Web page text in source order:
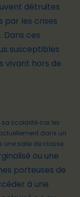
détruites
par les crises
Dans ces
susceptibles
vivant hors de
sa scolarité car les
dans un
une salle de classe.
ou une
porteuses de
à une